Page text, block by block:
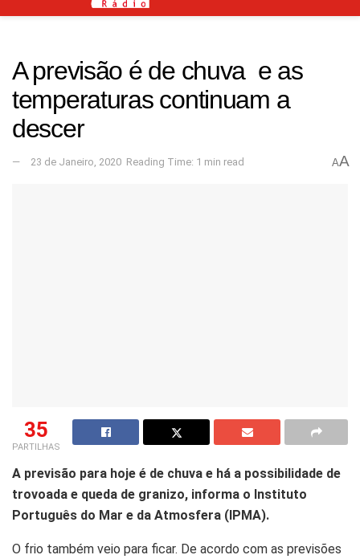
A previsão é de chuva e as
temperaturas continuam a
descer
23 de Janeiro, 2020 Reading Time: 1 min read AA
35
PARTILHAS
A previsão para hoje é de chuva e há a possibilidade de
trovoada e queda de granizo, informa o Instituto
Português do Mar e da Atmosfera (IPMA).
O frio também veio para ficar. De acordo com as previsões